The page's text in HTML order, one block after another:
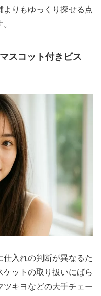
よりもゆっくり探せる点
スコット付きビス
仕入れの判断が異なるた
ットの取り扱いにばら
キヨなどの大手チェー